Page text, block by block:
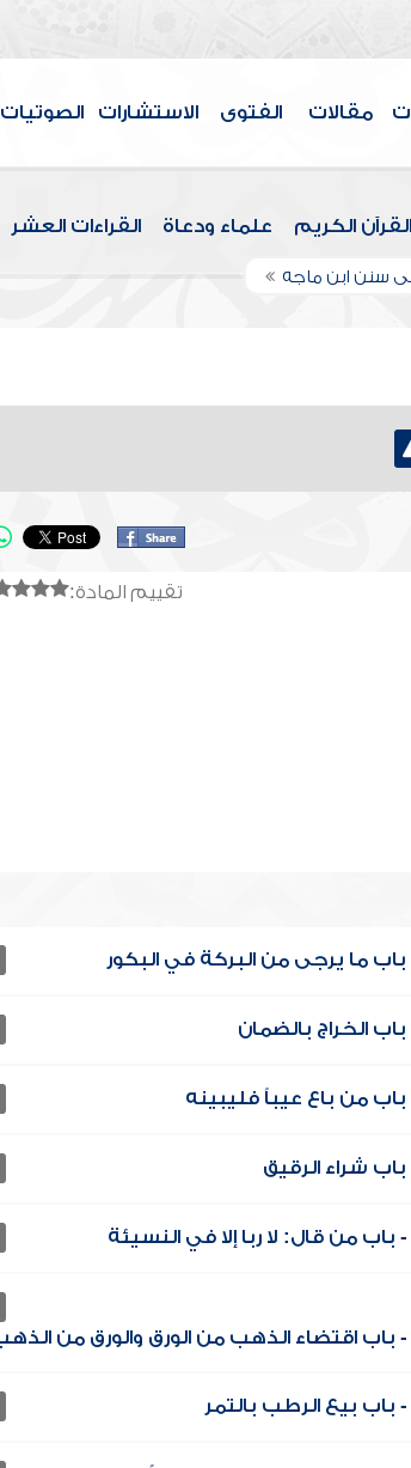
مقالات الفتوى الاستشارات الصوتيات
القرآن الكريم علماء ودعاة القراءات العشر
سنن ابن ماجه
تقييم المادة: